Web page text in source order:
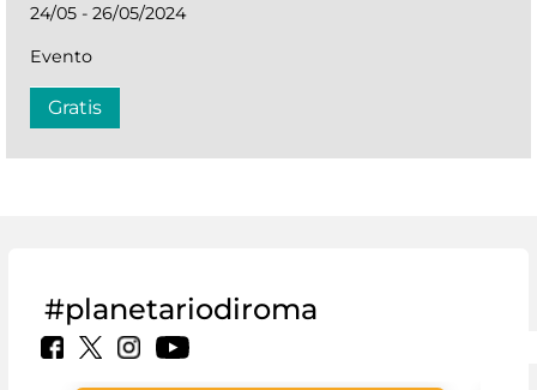
24/05 - 26/05/2024
Evento
Gratis
#planetariodiroma